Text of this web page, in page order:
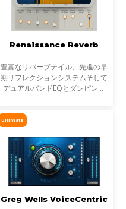
Renaissance Reverb
豊富なリバーブテイル、先進の早
期リフレクションシステムそして
デュアルバンドEQとダンピング
を持った卓越したサウンドとパフ
Ultimate
Greg Wells VoiceCentric